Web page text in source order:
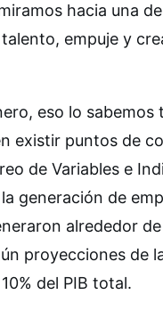
hacia una
empuje y
eso lo
existir puntos de
de Variables e
generación de
alrededor
proyecciones de
del PIB total.